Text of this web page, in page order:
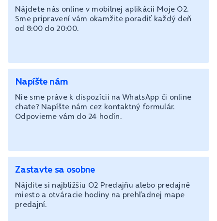
Nájdete nás online v mobilnej aplikácii Moje O2.
Sme pripravení vám okamžite poradiť každý deň
od 8:00 do 20:00.
Napíšte nám
Nie sme práve k dispozícii na WhatsApp či online
chate? Napíšte nám cez kontaktný formulár.
Odpovieme vám do 24 hodín.
Zastavte sa osobne
Nájdite si najbližšiu O2 Predajňu alebo predajné
miesto a otváracie hodiny na prehľadnej mape
predajní.